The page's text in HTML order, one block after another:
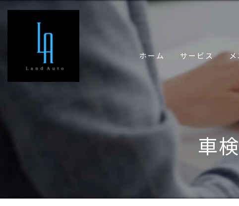
ホーム サービス
車